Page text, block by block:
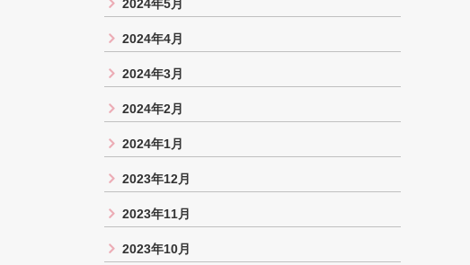
2024年5月
2024年4月
2024年3月
2024年2月
2024年1月
2023年12月
2023年11月
2023年10月